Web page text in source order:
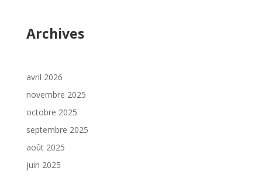
Archives
avril 2026
novembre 2025
octobre 2025
septembre 2025
août 2025
juin 2025